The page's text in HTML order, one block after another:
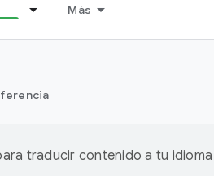
Más
traducir contenido a tu